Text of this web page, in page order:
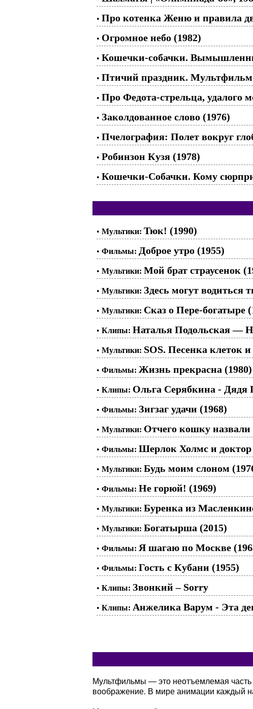
• Про котенка Женю и правила
• Огромное небо (1982)
• Кошечки-собачки.
• Птичий праздник. Мультфильм
• Про Федота-стрельца, удалого
• Заколдованное слово (1976)
• Пчелография: Полет вокруг
• Робинзон Кузя (1978)
• Кошечки-Собачки. Кому
• Мультики: Тюк! (1990)
• Фильмы: Доброе утро (1955)
• Мультики: Мой брат страусенок
• Мультики: Здесь могут водиться
• Мультики: Сказ о Пере-богатыре
• Клипы: Наталья Подольская —
• Мультики: SOS. Песенка клеток
• Фильмы: Жизнь прекрасна (1980)
• Клипы: Ольга Серябкина - Дядя
• Фильмы: Зигзаг удачи (1968)
• Мультики: Отчего кошку
• Фильмы: Шерлок Холмс и доктор
• Мультики: Будь моим слоном
• Фильмы: Не горюй! (1969)
• Мультики: Буренка из
• Мультики: Богатырша (2015)
• Фильмы: Я шагаю по Москве
• Фильмы: Гость с Кубани (1955)
• Клипы: Звонкий – Sorry
• Клипы: Анжелика Варум - Эта
Мультфильмы — это неотъемлемая часть
воображение. В мире анимации каждый